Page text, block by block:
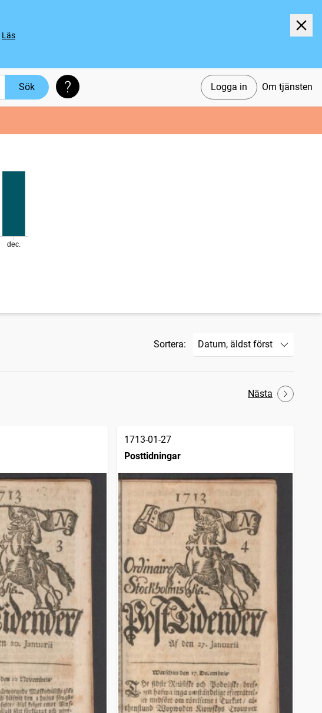
Läs
Logga in Om tjänsten
Sök Söktips
dec.
Sortera:
Nästa
1713-01-27
Posttidningar